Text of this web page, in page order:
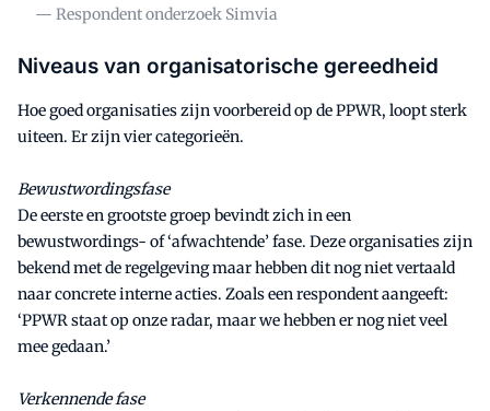
— Respondent onderzoek Simvia
Niveaus van organisatorische gereedheid
Hoe goed organisaties zijn voorbereid op de PPWR, loopt sterk
uiteen. Er zijn vier categorieën.
Bewustwordingsfase
De eerste en grootste groep bevindt zich in een
bewustwordings- of ‘afwachtende’ fase. Deze organisaties zijn
bekend met de regelgeving maar hebben dit nog niet vertaald
naar concrete interne acties. Zoals een respondent aangeeft:
‘PPWR staat op onze radar, maar we hebben er nog niet veel
mee gedaan.’
Verkennende fase